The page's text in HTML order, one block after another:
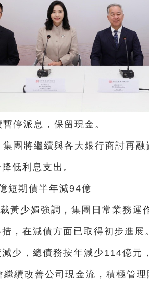
停派息，保留現金。
團將繼續與各大銀行商討再融
低利息支出。
短期債半年減94億
黃少媚強調，集團日常業務運
，在減債方面已取得初步進展
少，總債務按年減少114億元
續改善公司現金流，積極管理